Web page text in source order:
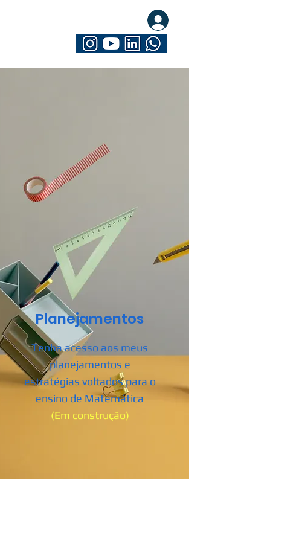
Planejamentos
Tenha acesso aos meus
planejamentos e
estratégias voltados para o
ensino de Matemática
(Em construção)